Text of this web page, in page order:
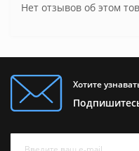
Нет отзывов об этом
Хотите